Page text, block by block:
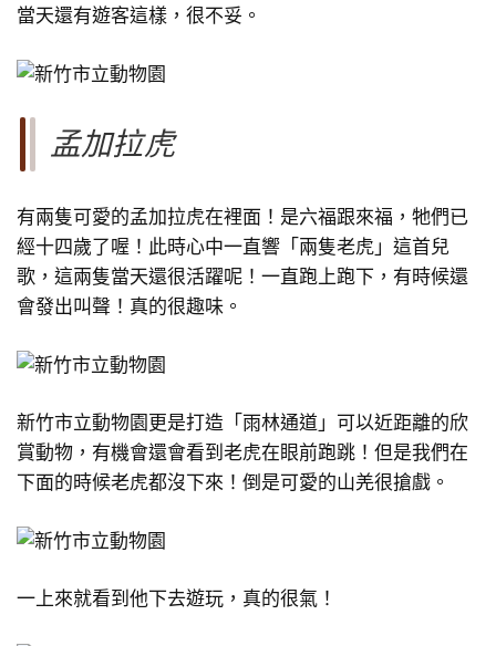
當天還有遊客這樣，很不妥。
孟加拉虎
有兩隻可愛的孟加拉虎在裡面！是六福跟來福，牠們已
經十四歲了喔！此時心中一直響「兩隻老虎」這首兒
歌，這兩隻當天還很活躍呢！一直跑上跑下，有時候還
會發出叫聲！真的很趣味。
新竹市立動物園更是打造「雨林通道」可以近距離的欣
賞動物，有機會還會看到老虎在眼前跑跳！但是我們在
下面的時候老虎都沒下來！倒是可愛的山羌很搶戲。
一上來就看到他下去遊玩，真的很氣！